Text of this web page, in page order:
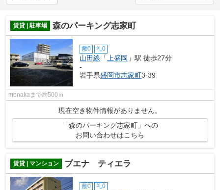
賃貸 | 駐車場 森のパーキング志家町
敷0 礼0
山田線 「上盛岡 」駅 徒歩27分
-
岩手県盛岡市志家町3-39
monakaまで約500ｍ
現在空き物件情報がありません。
「森のパーキング志家町」への
お問い合わせはこちら
賃貸 | マンション ブエナ ティエラ
敷0 礼0